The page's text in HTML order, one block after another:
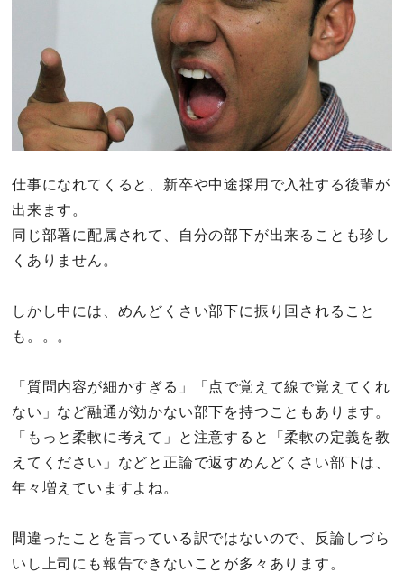
仕事になれてくると、新卒や中途採用で入社する後輩が
出来ます。
同じ部署に配属されて、自分の部下が出来ることも珍し
くありません。
しかし中には、めんどくさい部下に振り回されること
も。。。
「質問内容が細かすぎる」「点で覚えて線で覚えてくれ
ない」など融通が効かない部下を持つこともあります。
「もっと柔軟に考えて」と注意すると「柔軟の定義を教
えてください」などと正論で返すめんどくさい部下は、
年々増えていますよね。
間違ったことを言っている訳ではないので、反論しづら
いし上司にも報告できないことが多々あります。